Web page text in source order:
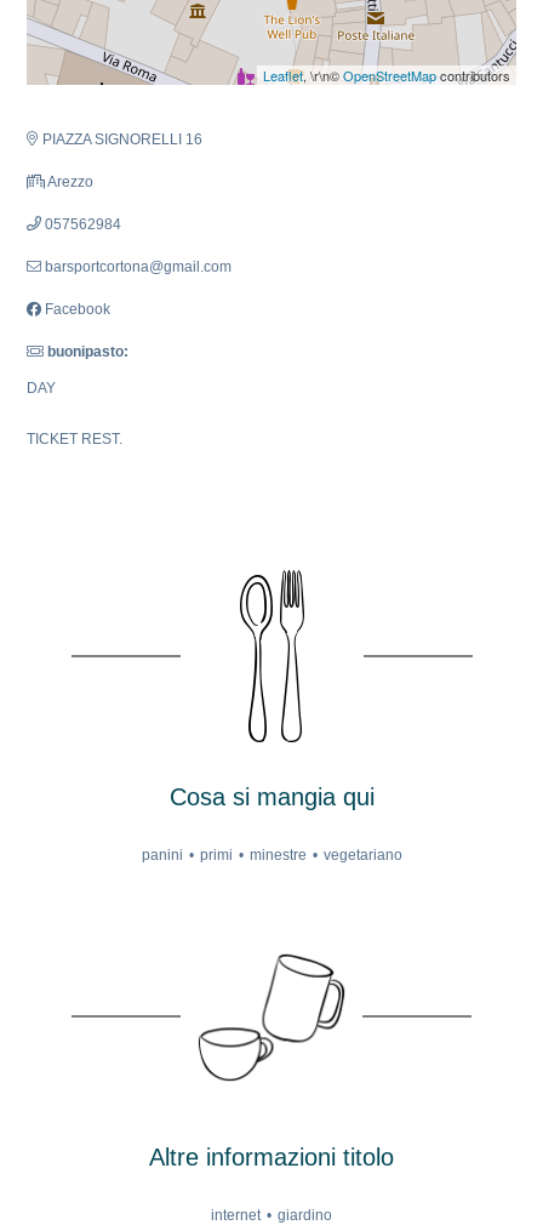
Leaflet, \r\n©OpenStreetMapcontributors
PIAZZA SIGNORELLI 16
Arezzo
057562984
barsportcortona@gmail.com
Facebook
buonipasto:
DAY
TICKET REST.
Cosa si mangia qui
panini primi minestre vegetariano
Altre informazioni titolo
internet giardino